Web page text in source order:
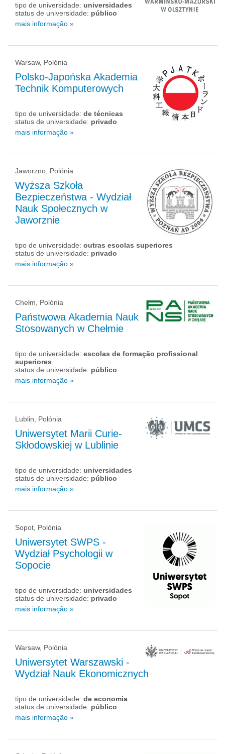
tipo de universidade: universidades
status de universidade: público
mais informação »
Warsaw, Polónia
Polsko-Japońska Akademia
Technik Komputerowych
tipo de universidade: de técnicas
status de universidade: privado
mais informação »
Jaworzno, Polónia
Wyższa Szkoła
Bezpieczeństwa - Wydział
Nauk Społecznych w
Jaworznie
tipo de universidade: outras escolas superiores
status de universidade: privado
mais informação »
Chełm, Polónia
Państwowa Akademia Nauk
Stosowanych w Chełmie
tipo de universidade: escolas de formação profissional
superiores
status de universidade: público
mais informação »
Lublin, Polónia
Uniwersytet Marii Curie-
Skłodowskiej w Lublinie
tipo de universidade: universidades
status de universidade: público
mais informação »
Sopot, Polónia
Uniwersytet SWPS -
Wydział Psychologii w
Sopocie
tipo de universidade: universidades
status de universidade: privado
mais informação »
Warsaw, Polónia
Uniwersytet Warszawski -
Wydział Nauk Ekonomicznych
tipo de universidade: de economia
status de universidade: público
mais informação »